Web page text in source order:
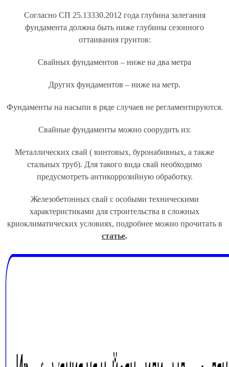
Согласно СП 25.13330.2012 года глубина залегания
фундамента должна быть ниже глубины сезонного
оттаивания грунтов:
Свайных фундаментов – ниже на два метра
Других фундаментов – ниже на метр.
Фундаменты на насыпи в ряде случаев не регламентируются.
Свайные фундаменты можно соорудить из:
Металлических свай ( винтовых, буронабивных, а также
стальных труб). Для такого вида свай необходимо
предусмотреть антикоррозийную обработку.
Железобетонных свай с особыми техническими
характеристиками для строительства в сложных
криоклиматических условиях, подробнее можно прочитать в
статье.